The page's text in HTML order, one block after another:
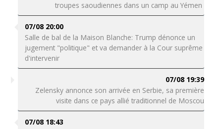
troupes saoudiennes dans un camp au Yémen
07/08 20:00
Salle de bal de la Maison Blanche: Trump dénonce un
jugement "politique" et va demander à la Cour suprême
d'intervenir
07/08 19:39
Zelensky annonce son arrivée en Serbie, sa première
visite dans ce pays allié traditionnel de Moscou
07/08 18:43